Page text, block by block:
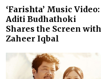
‘Farishta’ Music Video:
Aditi Budhathoki
Shares the Screen with
Zaheer Iqbal